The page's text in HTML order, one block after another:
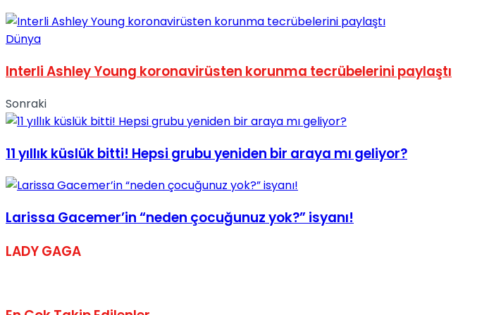
No Result
View All Result
Dünya
Interli Ashley Young koronavirüsten korunma tecrübelerini paylaştı
Sonraki
11 yıllık küslük bitti! Hepsi grubu yeniden bir araya mı geliyor?
Larissa Gacemer’in “neden çocuğunuz yok?” isyanı!
LADY GAGA